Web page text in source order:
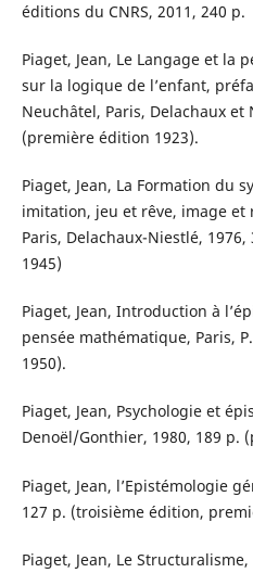
éditions du CNRS, 2011, 240 p.
Piaget, Jean, Le Langage et la
sur la logique de l’enfant,
Neuchâtel, Paris, Delachaux et
(première édition 1923).
Piaget, Jean, La Formation du
imitation, jeu et rêve, image
Paris, Delachaux-Niestlé,
1945)
Piaget, Jean, Introduction à
pensée mathématique, Paris,
1950).
Piaget, Jean, Psychologie et
Denoël/Gonthier, 1980, 189 p.
Piaget, Jean, l’Epistémologie
127 p. (troisième édition,
Piaget, Jean, Le Structuralisme,